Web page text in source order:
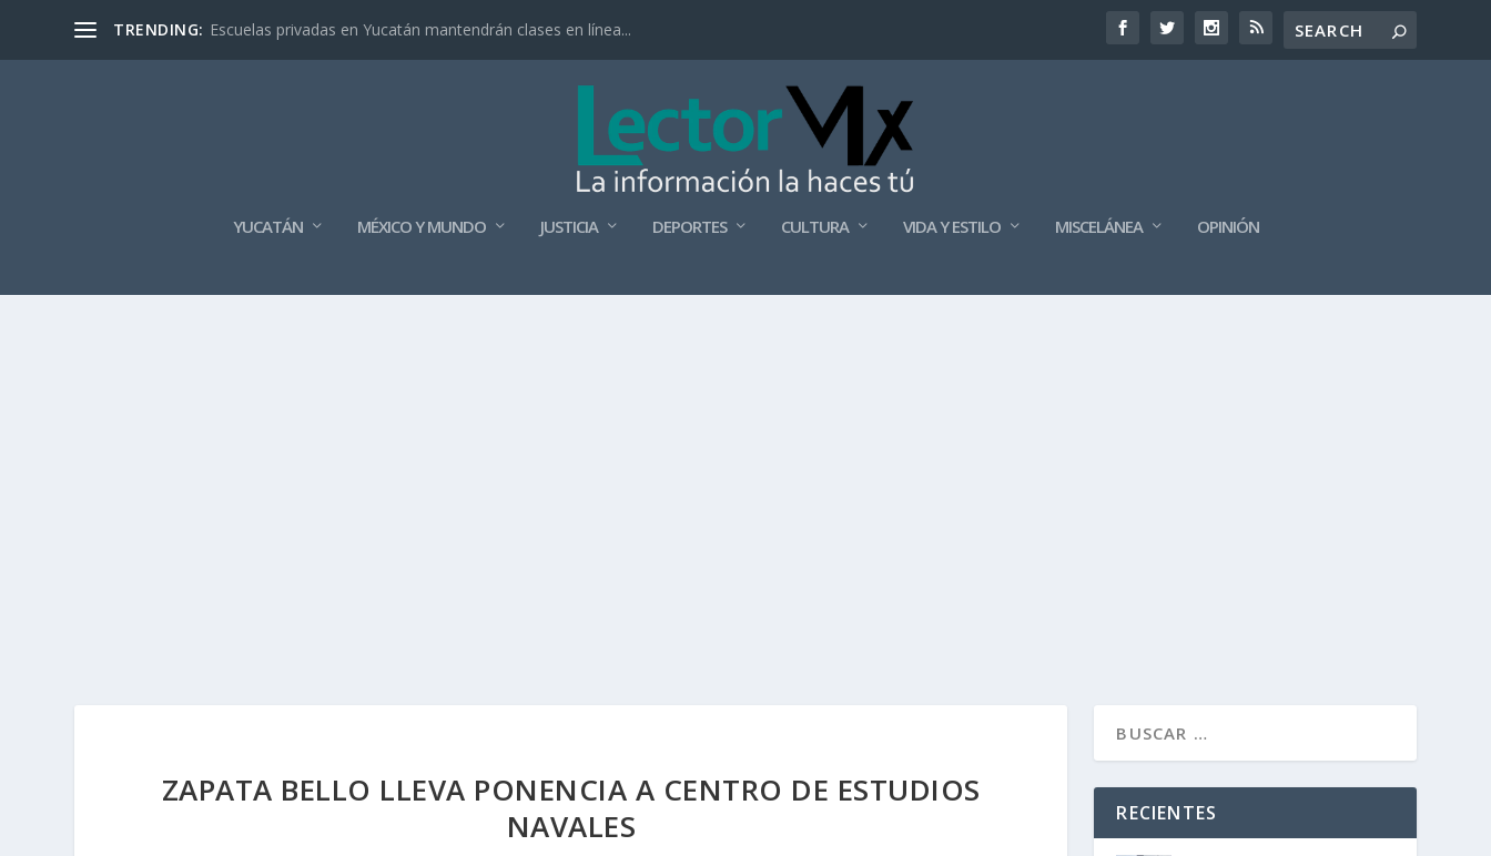
TRENDING: Escuelas privadas en Yucatán mantendrán clases en línea...
YUCATÁN MÉXICO Y MUNDO JUSTICIA DEPORTES CULTURA VIDA Y ESTILO MISCELÁNEA OPINIÓN
ZAPATA BELLO LLEVA PONENCIA A CENTRO DE ESTUDIOS
NAVALES
RECIENTES